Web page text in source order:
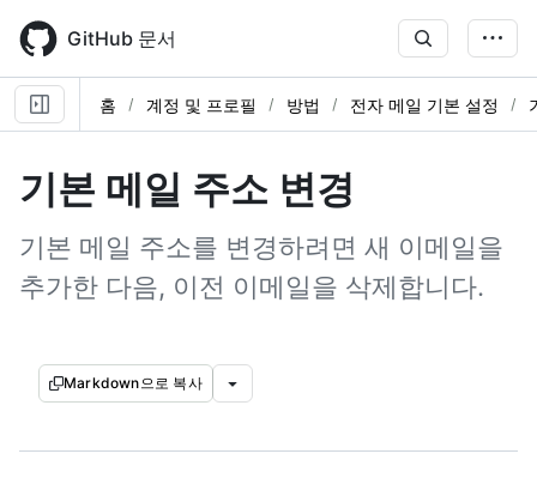
main
content
GitHub 문서
홈 계정 및 프로필 방법 전자 메일 기본 설정
기본 메일 주소 변경
기본 메일 주소를 변경하려면 새 이메일을
추가한 다음, 이전 이메일을 삭제합니다.
Markdown으로 복사